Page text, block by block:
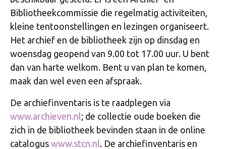
Bibliotheekcommissie die regelmatig activiteiten,
kleine tentoonstellingen en lezingen organiseert.
Het archief en de bibliotheek zijn op dinsdag en
woensdag geopend van 9.00 tot 17.00 uur. U bent
dan van harte welkom. Bent u van plan te komen,
maak dan wel even een afspraak.
De archiefinventaris is te raadplegen via
www.archieven.nl; de collectie oude boeken die
zich in de bibliotheek bevinden staan in de online
catalogus www.stcn.nl. De archiefinventaris en